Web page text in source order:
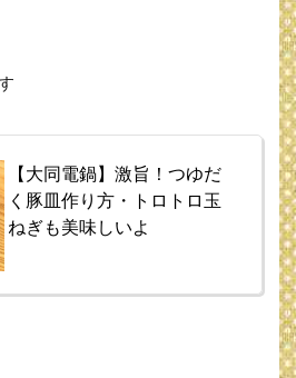
【大同電鍋】激旨！つゆだ
く豚皿作り方・トロトロ玉
ねぎも美味しいよ